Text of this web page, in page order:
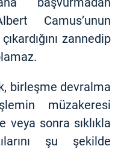
Camus’unun
zannedip
birleşme devralma
müzakeresi
veya sonra sıklıkla
şu şekilde